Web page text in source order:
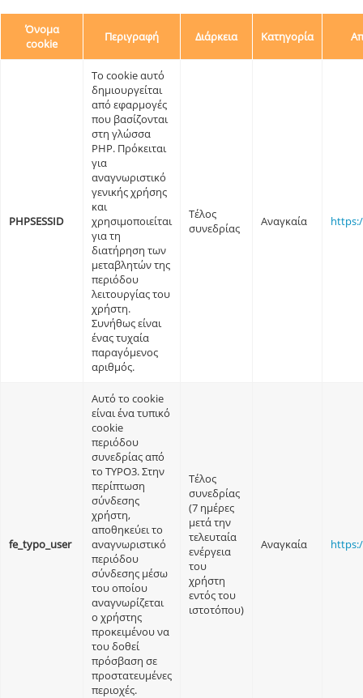
Όνομα
cookie
Περιγραφή Διάρκεια Κατηγορία
PHPSESSID
Το cookie αυτό
δημιουργείται
από εφαρμογές
που βασίζονται
στη γλώσσα
PHP. Πρόκειται
για
αναγνωριστικό
γενικής χρήσης
και
χρησιμοποιείται
για τη
διατήρηση των
μεταβλητών της
περιόδου
λειτουργίας του
χρήστη.
Συνήθως είναι
ένας τυχαία
παραγόμενος
αριθμός.
Τέλος
συνεδρίας
Αναγκαία
fe_typo_user
Αυτό το cookie
είναι ένα τυπικό
cookie
περιόδου
συνεδρίας από
το TYPO3. Στην
περίπτωση
σύνδεσης
χρήστη,
αποθηκεύει το
αναγνωριστικό
περιόδου
σύνδεσης μέσω
του οποίου
αναγνωρίζεται
ο χρήστης
προκειμένου να
του δοθεί
πρόσβαση σε
προστατευμένες
περιοχές.
Τέλος
συνεδρίας
(7 ημέρες
μετά την
τελευταία
ενέργεια
του
χρήστη
εντός του
ιστοτόπου)
Αναγκαία